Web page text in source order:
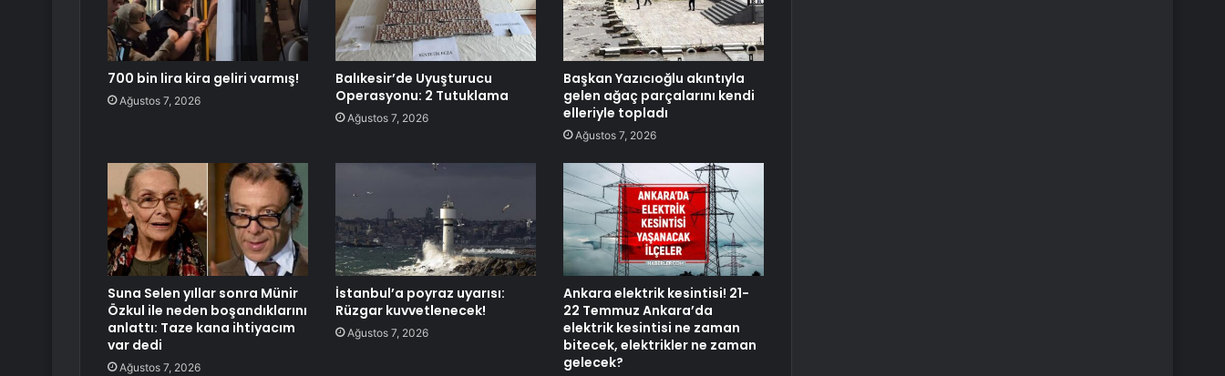
700 bin lira kira geliri varmış!
Ağustos 7, 2026
Balıkesir’de Uyuşturucu
Operasyonu: 2 Tutuklama
Ağustos 7, 2026
Başkan Yazıcıoğlu akıntıyla
gelen ağaç parçalarını kendi
elleriyle topladı
Ağustos 7, 2026
Suna Selen yıllar sonra Münir
Özkul ile neden boşandıklarını
anlattı: Taze kana ihtiyacım
var dedi
Ağustos 7, 2026
İstanbul’a poyraz uyarısı:
Rüzgar kuvvetlenecek!
Ağustos 7, 2026
Ankara elektrik kesintisi! 21-
22 Temmuz Ankara’da
elektrik kesintisi ne zaman
bitecek, elektrikler ne zaman
gelecek?